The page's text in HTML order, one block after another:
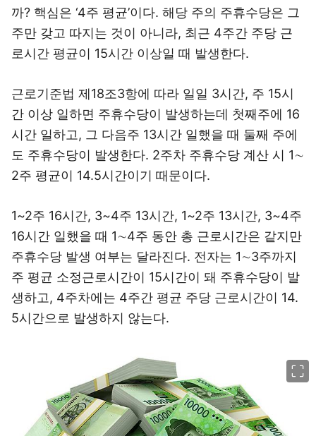
까? 핵심은 ‘4주 평균’이다. 해당 주의 주휴수당은 그
주만 갖고 따지는 것이 아니라, 최근 4주간 주당 근
로시간 평균이 15시간 이상일 때 발생한다.
근로기준법 제18조3항에 따라 일일 3시간, 주 15시
간 이상 일하면 주휴수당이 발생하는데 첫째주에 16
시간 일하고, 그 다음주 13시간 일했을 때 둘째 주에
도 주휴수당이 발생한다. 2주차 주휴수당 계산 시 1∼
2주 평균이 14.5시간이기 때문이다.
1~2주 16시간, 3~4주 13시간, 1~2주 13시간, 3~4주
16시간 일했을 때 1∼4주 동안 총 근로시간은 같지만
주휴수당 발생 여부는 달라진다. 전자는 1∼3주까지
주 평균 소정근로시간이 15시간이 돼 주휴수당이 발
생하고, 4주차에는 4주간 평균 주당 근로시간이 14.
5시간으로 발생하지 않는다.